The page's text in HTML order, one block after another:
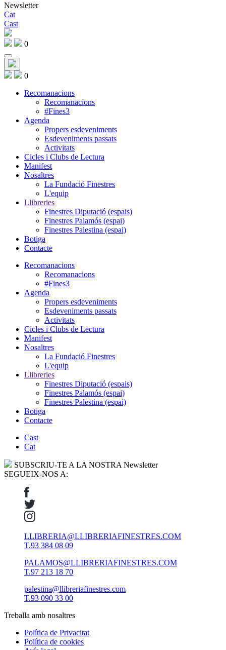
Newsletter
Cat
Cast
0
0
Recomanacions
Recomanacions
#Fines3
Agenda
Propers esdeveniments
Esdeveniments passats
Activitats
Cicles i Clubs de Lectura
Manifest
Nosaltres
La Fundació Finestres
L'equip
Llibreries
Finestres Diputació (espais)
Finestres Palamós (espai)
Finestres Palestina (espai)
Botiga
Contacte
Recomanacions
Recomanacions
#Fines3
Agenda
Propers esdeveniments
Esdeveniments passats
Activitats
Cicles i Clubs de Lectura
Manifest
Nosaltres
La Fundació Finestres
L'equip
Llibreries
Finestres Diputació (espais)
Finestres Palamós (espai)
Finestres Palestina (espai)
Botiga
Contacte
Cast
Cat
SUBSCRIU-TE A LA NOSTRA Newsletter
SEGUEIX-NOS A:
LLIBRERIA@LLIBRERIAFINESTRES.COM
T.93 384 08 09
PALAMOS@LLIBRERIAFINESTRES.COM
T.97 213 18 70
palestina@llibreriafinestres.com
T.93 090 33 00
Treballa amb nosaltres
Política de Privacitat
Política de cookies